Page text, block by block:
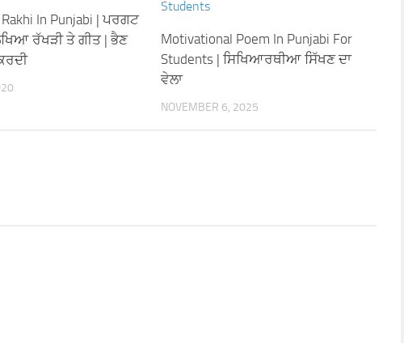
Rakhi In Punjabi | ਪਰਗਟ
ਰੱਖੜੀ ਤੇ ਗੀਤ | ਭੈਣ
Motivational Poem In Punjabi For
Students | ਸਿਖਿਆਰਥੀਆ ਸਿੱਖਣ ਦਾ
ਵੇਲਾ
NOVEMBER 6, 2025